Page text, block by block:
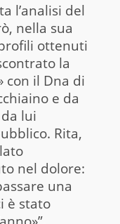
l’analisi del
nella sua
ottenuti
la
con il Dna di
e da
lui
Rita,
nel dolore:
una
è stato